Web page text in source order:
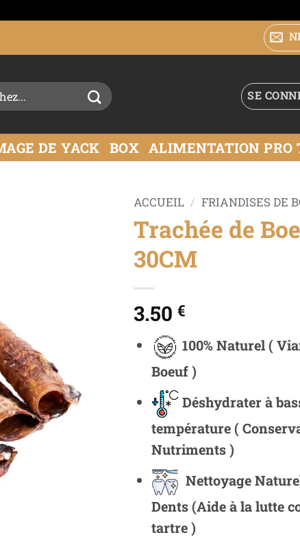
SE
DE YACK BOX ALIMENTATION PRO
ACCUEIL / FRIANDISES DE
Trachée de
30CM
3.50 €
100% Naturel (
Boeuf )
Déshydrater à
température (
Nutriments )
Nettoyage
Dents (Aide à la lutte
tartre )